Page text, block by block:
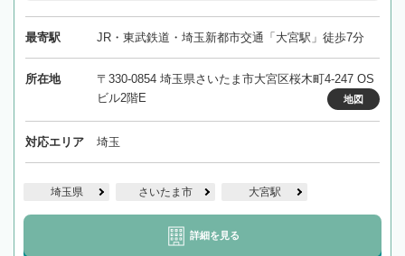
最寄駅 JR・東武鉄道・埼玉新都市交通「大宮駅」徒歩7分
所在地
〒330-0854 埼玉県さいたま市大宮区桜木町4-247 OS
ビル2階E
地図
対応エリア 埼玉
埼玉県 さいたま市 大宮駅
詳細を見る